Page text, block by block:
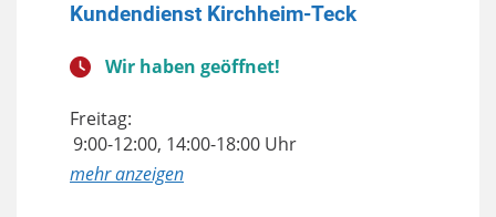
Kundendienst Kirchheim-Teck
Wir haben geöffnet!
Freitag:
9:00-12:00, 14:00-18:00 Uhr
anzeigen